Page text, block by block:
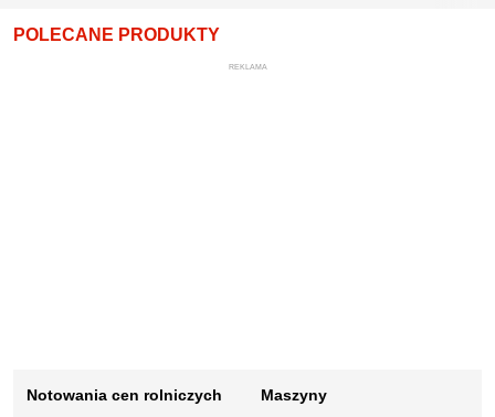
POLECANE PRODUKTY
REKLAMA
Notowania cen rolniczych
Maszyny